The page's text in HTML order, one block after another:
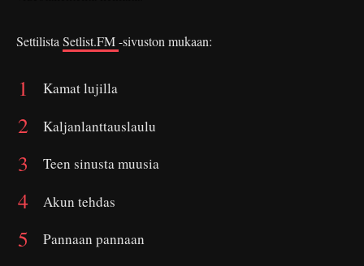
Settilista Setlist.FM-sivuston mukaan:
Kamat lujilla
Kaljanlanttauslaulu
Teen sinusta muusia
Akun tehdas
Pannaan pannaan